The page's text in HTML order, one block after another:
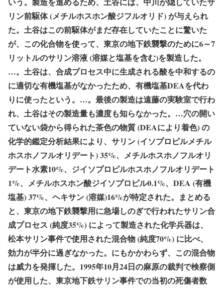
リン前駆体 (メチルホスホン酸ジフルオリド) が与えられ
た。土谷はこの前駆体がまだ存在していたことに驚いた
が、この化合物を使って、東京の地下鉄襲撃のために6～7
リットルのサリン溶液 (溶媒と塩基を含む)を製造した。
…。土谷は、合成プロセス中に生成される酸を中和するの
に適切な有機塩基がなかったため、有機塩基DEAを代わ
りに使ったという。…。 最後の製造は遠藤の実験室で行わ
れ、土谷はその製造量も濃度も知らなかった。 …穴の開い
ていない袋から得られた茶色の物質 (DEAにより着色) の
化学的鑑定分析結果により、サリン (イソプロピルメチル
ホスホノフルオリデート) 35%、メチルホスホノフルオリ
デート水素10%、ジイソプロピルホスホノフルオリデート
1%、メチルホスホン酸ジイソプロピル0.1%、DEA (有機
塩基) 37%、ヘキサン (溶媒)16%が特定された。まとめる
と、 東京の地下鉄襲撃用に急場しのぎで行われたサリン合
成プロセス (純度35%) によって製造された化学兵器は、
松本サリン事件で使用された混合物 (純度70%) に比べ、
効力が半分に過ぎなかった。 にもかかわらず、この混合物
は威力を発揮した。1995年10月24日の麻原の裁判で検察側
が使用した、東京地下鉄サリン事件での当初の死傷者数